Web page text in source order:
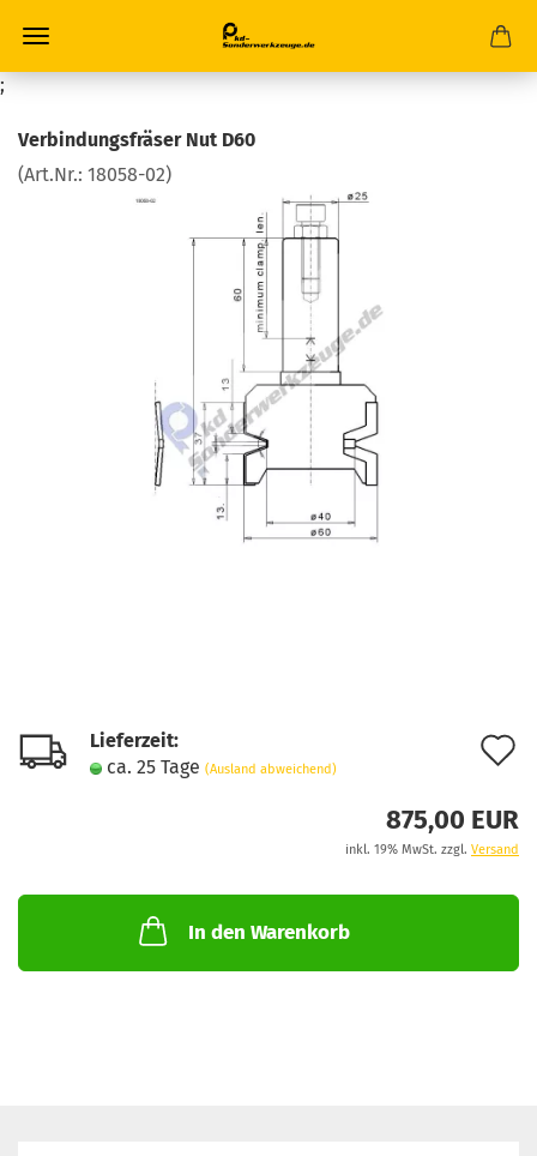
;
Verbindungsfräser Nut D60
(Art.Nr.: 18058-02)
Lieferzeit:
ca. 25 Tage (Ausland abweichend)
875,00 EUR
inkl. 19% MwSt. zzgl. Versand
In den Warenkorb